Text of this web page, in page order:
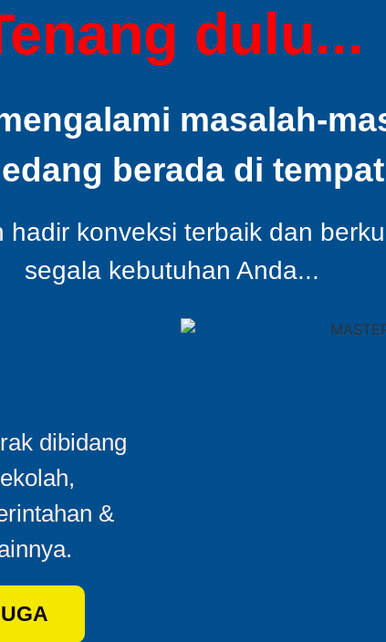
dulu...
masalah-
berada di
konveksi terbaik dan
segala kebutuhan Anda...
dibidang
&